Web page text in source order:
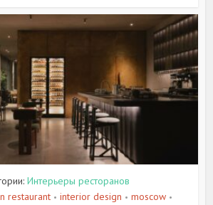
Интерьеры ресторанов
restaurant • interior design • moscow •